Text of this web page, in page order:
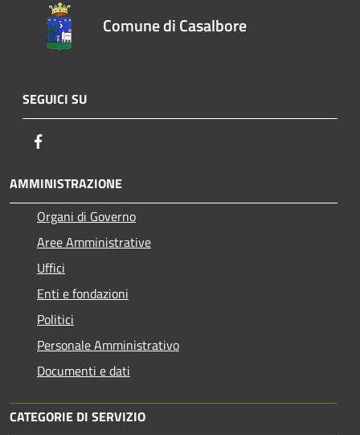
Comune di Casalbore
SEGUICI SU
AMMINISTRAZIONE
Organi di Governo
Aree Amministrative
Uffici
Enti e fondazioni
Politici
Personale Amministrativo
Documenti e dati
CATEGORIE DI SERVIZIO